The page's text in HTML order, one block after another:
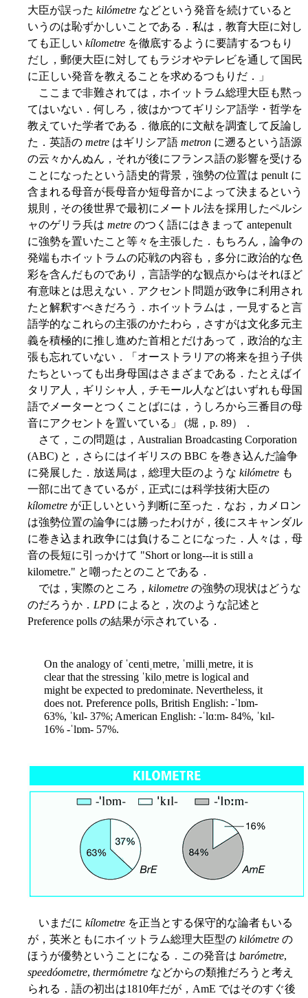
大臣が誤った kilómetre などという発音を続けていると
いうのは恥ずかしいことである．私は，教育大臣に対し
ても正しい kílometre を徹底するように要請するつもり
だし，郵便大臣に対してもラジオやテレビを通して国民
に正しい発音を教えることを求めるつもりだ．」
ここまで非難されては，ホイットラム総理大臣も黙っ
てはいない．何しろ，彼はかつてギリシア語学・哲学を
教えていた学者である．徹底的に文献を調査して反論し
た．英語の metre はギリシア語 metron に遡るという語源
の云々かんぬん，それが後にフランス語の影響を受ける
ことになったという語史的背景，強勢の位置は penult に
含まれる母音が長母音か短母音かによって決まるという
規則，その後世界で最初にメートル法を採用したペルシ
ャのゲリラ兵は metre のつく語にはきまって antepenult
に強勢を置いたこと等々を主張した．もちろん，論争の
発端もホイットラムの応戦の内容も，多分に政治的な色
彩を含んだものであり，言語学的な観点からはそれほど
有意味とは思えない．アクセント問題が政争に利用され
たと解釈すべきだろう．ホイットラムは，一見すると言
語学的なこれらの主張のかたわら，さすがは文化多元主
義を積極的に推し進めた首相とだけあって，政治的な主
張も忘れていない．「オーストラリアの将来を担う子供
たちといっても出身母国はさまざまである．たとえばイ
タリア人，ギリシャ人，チモール人などはいずれも母国
語でメーターとつくことばには，うしろから三番目の母
音にアクセントを置いている」 (堀，p. 89）．
さて，この問題は，Australian Broadcasting Corporation
(ABC) と，さらにはイギリスの BBC を巻き込んだ論争
に発展した．放送局は，総理大臣のような kilómetre も
一部に出てきているが，正式には科学技術大臣の
kílometre が正しいという判断に至った．なお，カメロン
は強勢位置の論争には勝ったわけが，後にスキャンダル
に巻き込まれ政争には負けることになった．人々は，母
音の長短に引っかけて "Short or long---it is still a
kilometre." と嘲ったとのことである．
では，実際のところ， kilometre の強勢の現状はどうな
のだろうか． LPD によると，次のような記述と
Preference polls の結果が示されている．
On the analogy of ˈcentiˌmetre, ˈmilliˌmetre, it is
clear that the stressing ˈkiloˌmetre is logical and
might be expected to predominate. Nevertheless, it
does not. Preference polls, British English: -ˈlɒm-
63%, ˈkɪl- 37%; American English: -ˈlɑːm- 84%, ˈkɪl-
16% -ˈlɒm- 57%.
いまだに kílometre を正当とする保守的な論者もいる
が，英米ともにホイットラム総理大臣型の kilómetre の
ほうが優勢ということになる．この発音は barómetre,
speedóometre, thermómetre などからの類推だろうと考え
られる．語の初出は1810年だが，AmE ではそのすぐ後